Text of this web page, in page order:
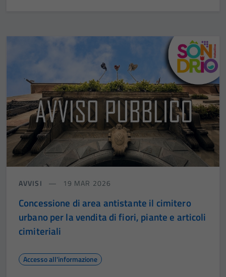
AVVISI 19 MAR 2026
Concessione di area antistante il cimitero
urbano per la vendita di fiori, piante e articoli
cimiteriali
Accesso all'informazione